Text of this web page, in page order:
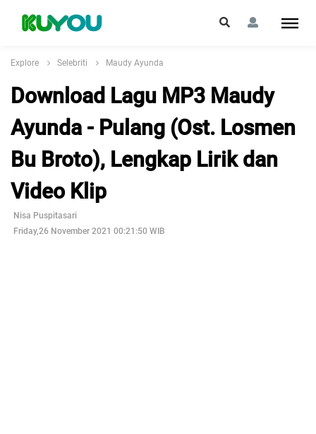
Explore Selebriti Maudy Ayunda
Download Lagu MP3 Maudy
Ayunda - Pulang (Ost. Losmen
Bu Broto), Lengkap Lirik dan
Video Klip
Nisa Puspitasari
Friday,26 November 2021 00:21:50 WIB